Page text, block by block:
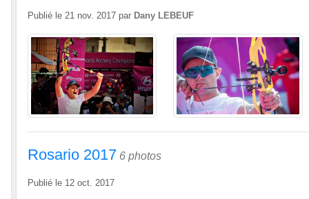
Publié le 21 nov. 2017 par Dany LEBEUF
Rosario 2017 6 photos
Publié le 12 oct. 2017